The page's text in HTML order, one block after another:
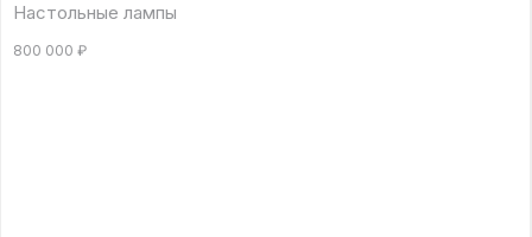
Настольные лампы
800 000 ₽